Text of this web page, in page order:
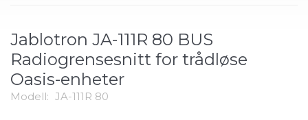
Jablotron JA-111R 80 BUS
Radiogrensesnitt for trådløse
Oasis-enheter
Modell: JA-111R 80